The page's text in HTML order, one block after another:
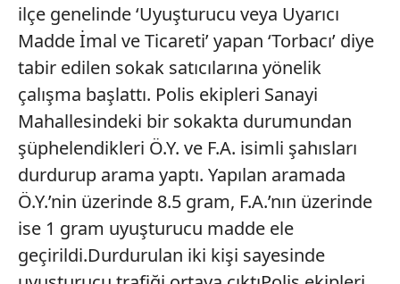
ilçe genelinde ‘Uyuşturucu veya Uyarıcı
Madde İmal ve Ticareti’ yapan ‘Torbacı’ diye
tabir edilen sokak satıcılarına yönelik
çalışma başlattı. Polis ekipleri Sanayi
Mahallesindeki bir sokakta durumundan
şüphelendikleri Ö.Y. ve F.A. isimli şahısları
durdurup arama yaptı. Yapılan aramada
Ö.Y.’nin üzerinde 8.5 gram, F.A.’nın üzerinde
ise 1 gram uyuşturucu madde ele
geçirildi.Durdurulan iki kişi sayesinde